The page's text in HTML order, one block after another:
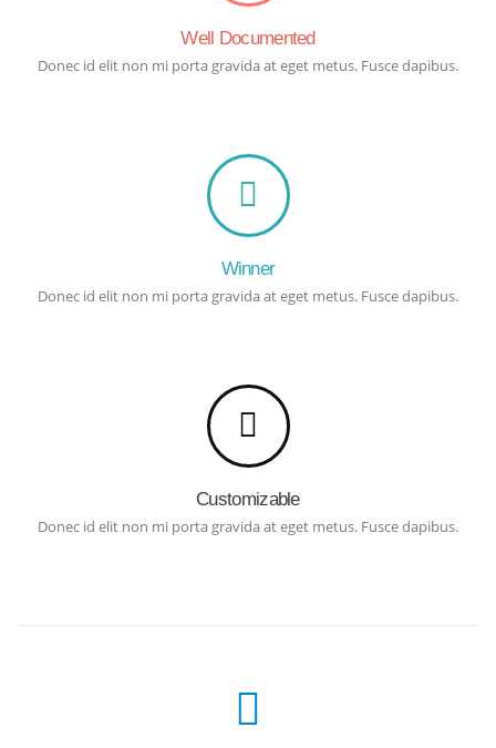
Well Documented
Donec id elit non mi porta gravida at eget metus. Fusce dapibus.
Winner
Donec id elit non mi porta gravida at eget metus. Fusce dapibus.
Customizable
Donec id elit non mi porta gravida at eget metus. Fusce dapibus.